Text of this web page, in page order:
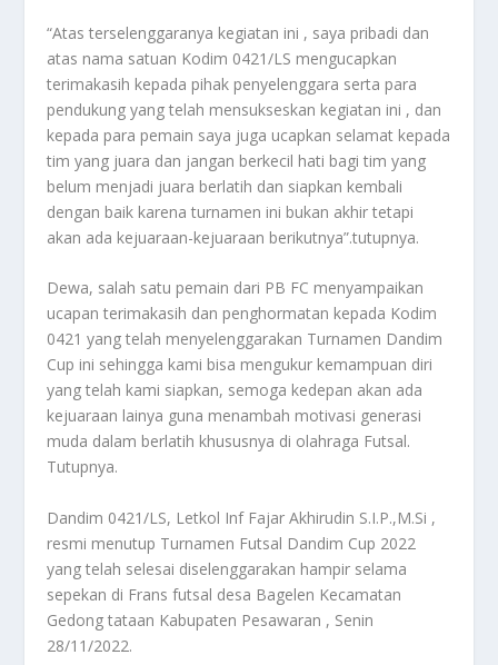
“Atas terselenggaranya kegiatan ini , saya pribadi dan
atas nama satuan Kodim 0421/LS mengucapkan
terimakasih kepada pihak penyelenggara serta para
pendukung yang telah mensukseskan kegiatan ini , dan
kepada para pemain saya juga ucapkan selamat kepada
tim yang juara dan jangan berkecil hati bagi tim yang
belum menjadi juara berlatih dan siapkan kembali
dengan baik karena turnamen ini bukan akhir tetapi
akan ada kejuaraan-kejuaraan berikutnya”.tutupnya.
Dewa, salah satu pemain dari PB FC menyampaikan
ucapan terimakasih dan penghormatan kepada Kodim
0421 yang telah menyelenggarakan Turnamen Dandim
Cup ini sehingga kami bisa mengukur kemampuan diri
yang telah kami siapkan, semoga kedepan akan ada
kejuaraan lainya guna menambah motivasi generasi
muda dalam berlatih khususnya di olahraga Futsal.
Tutupnya.
Dandim 0421/LS, Letkol Inf Fajar Akhirudin S.I.P.,M.Si ,
resmi menutup Turnamen Futsal Dandim Cup 2022
yang telah selesai diselenggarakan hampir selama
sepekan di Frans futsal desa Bagelen Kecamatan
Gedong tataan Kabupaten Pesawaran , Senin
28/11/2022.